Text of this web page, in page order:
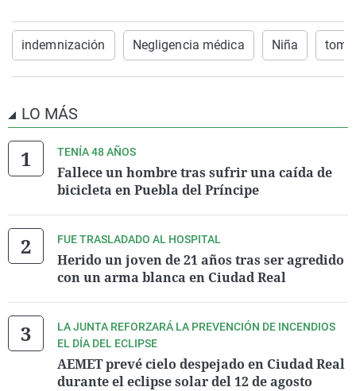
indemnización Negligencia médica Niña
LO MÁS
TENÍA 48 AÑOS
Fallece un hombre tras sufrir una caída de
bicicleta en Puebla del Príncipe
FUE TRASLADADO AL HOSPITAL
Herido un joven de 21 años tras ser agredido
con un arma blanca en Ciudad Real
LA JUNTA REFORZARÁ LA PREVENCIÓN DE INCENDIOS
EL DÍA DEL ECLIPSE
AEMET prevé cielo despejado en Ciudad Real
durante el eclipse solar del 12 de agosto